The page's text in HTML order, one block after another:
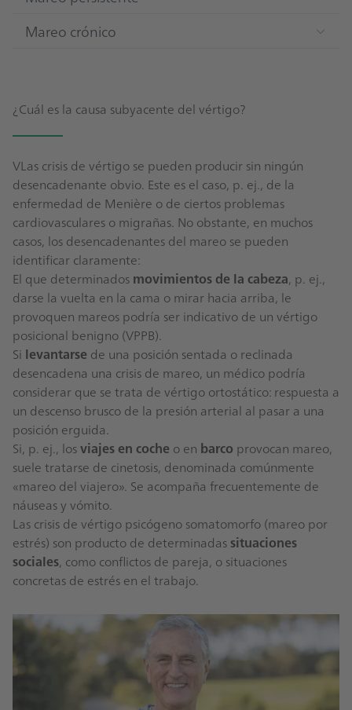
Mareo crónico
¿Cuál es la causa subyacente del vértigo?
VLas crisis de vértigo se pueden producir sin ningún
desencadenante obvio. Este es el caso, p. ej., de la
enfermedad de Menière o de ciertos problemas
cardiovasculares o migrañas. No obstante, en muchos
casos, los desencadenantes del mareo se pueden
identificar claramente:
El que determinados movimientos de la cabeza, p. ej.,
darse la vuelta en la cama o mirar hacia arriba, le
provoquen mareos podría ser indicativo de un vértigo
posicional benigno (VPPB).
Si levantarse de una posición sentada o reclinada
desencadena una crisis de mareo, un médico podría
considerar que se trata de vértigo ortostático: respuesta a
un descenso brusco de la presión arterial al pasar a una
posición erguida.
Si, p. ej., losviajes en coche o en barco provocan mareo,
suele tratarse de cinetosis, denominada comúnmente
«mareo del viajero». Se acompaña frecuentemente de
náuseas y vómito.
Las crisis de vértigo psicógeno somatomorfo (mareo por
estrés) son producto de determinadas situaciones
sociales, como conflictos de pareja, o situaciones
concretas de estrés en el trabajo.